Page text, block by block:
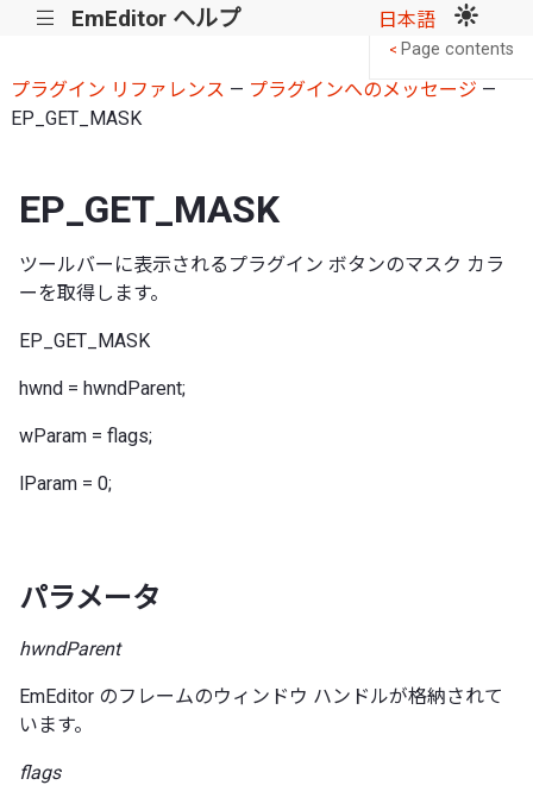
||| EmEditor ヘルプ 日本語
プラグイン リファレンス — プラグインへのメッセージ —
EP_GET_MASK
EP_GET_MASK
ツールバーに表示されるプラグイン ボタンのマスク カラ
ーを取得します。
EP_GET_MASK
hwnd = hwndParent;
wParam = flags;
lParam = 0;
パラメータ
hwndParent
EmEditor のフレームのウィンドウ ハンドルが格納されて
います。
flags
< Page contents